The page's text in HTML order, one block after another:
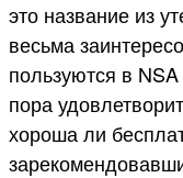
это название из
весьма
пользуются в
пора
хороша ли